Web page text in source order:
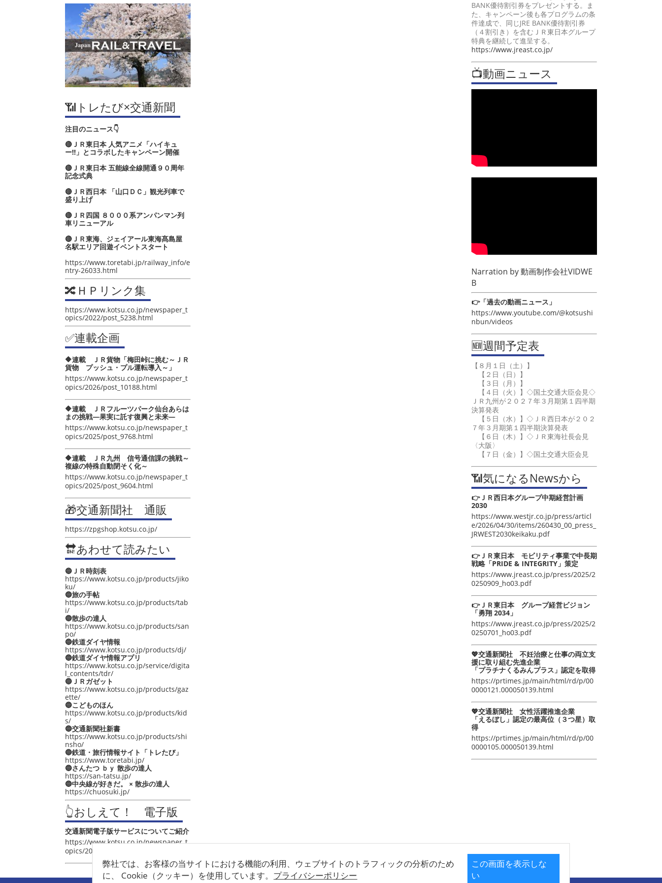
弊社では、お客様の当サイトにおける機能の利用、ウェブサイトのトラフィックの分析のため
に、 Cookie（クッキー）を使用しています。 プライバシーポリシー
この画面を表示しな
い
📶トレたび×交通新聞
注目のニュース👇
🔴ＪＲ東日本 人気アニメ「ハイキュ
ー‼」とコラボしたキャンペーン開催
🔴ＪＲ東日本 五能線全線開通９０周年
記念式典
🔴ＪＲ西日本 「山口ＤＣ」観光列車で
盛り上げ
🔴ＪＲ四国 ８０００系アンパンマン列
車リニューアル
🔴ＪＲ東海、ジェイアール東海髙島屋
名駅エリア回遊イベントスタート
https://www.toretabi.jp/railway_info/e
ntry-26033.html
🔀ＨＰリンク集
https://www.kotsu.co.jp/newspaper_t
opics/2022/post_5238.html
✅連載企画
🔶連載 ＪＲ貨物「梅田峠に挑む～ＪＲ
貨物 プッシュ・プル運転導入～」
https://www.kotsu.co.jp/newspaper_t
opics/2026/post_10188.html
🔶連載 ＪＲフルーツパーク仙台あらは
まの挑戦―果実に託す復興と未来―
https://www.kotsu.co.jp/newspaper_t
opics/2025/post_9768.html
🔶連載 ＪＲ九州 信号通信課の挑戦～
複線の特殊自動閉そく化～
https://www.kotsu.co.jp/newspaper_t
opics/2025/post_9604.html
🎁交通新聞社 通販
https://zpgshop.kotsu.co.jp/
🔛あわせて読みたい
🔵ＪＲ時刻表
https://www.kotsu.co.jp/products/jiko
ku/
🔵旅の手帖
https://www.kotsu.co.jp/products/tab
i/
🔵散歩の達人
https://www.kotsu.co.jp/products/san
po/
🔵鉄道ダイヤ情報
https://www.kotsu.co.jp/products/dj/
🔵鉄道ダイヤ情報アプリ
https://www.kotsu.co.jp/service/digita
l_contents/tdr/
🔵ＪＲガゼット
https://www.kotsu.co.jp/products/gaz
ette/
🔵こどものほん
https://www.kotsu.co.jp/products/kid
s/
🔵交通新聞社新書
https://www.kotsu.co.jp/products/shi
nsho/
🔵鉄道・旅行情報サイト「トレたび」
https://www.toretabi.jp/
🔵さんたつ ｂｙ 散歩の達人
https://san-tatsu.jp/
🔵中央線が好きだ。 × 散歩の達人
https://chuosuki.jp/
👆おしえて！ 電子版
交通新聞電子版サービスについてご紹介
https://www.kotsu.co.jp/newspaper_t
opics/2021/post_4048.html
BANK優待割引券をプレゼントする。ま
た、キャンペーン後も各プログラムの条
件達成で、同じJRE BANK優待割引券
（４割引き）を含むＪＲ東日本グループ
特典を継続して進呈する。
https://www.jreast.co.jp/
📺動画ニュース
Narration by動画制作会社VIDWE
B
👉「過去の動画ニュース」
https://www.youtube.com/@kotsushi
nbun/videos
🆕週間予定表
【８月１日（土）】
【２日（日）】
【３日（月）】
【４日（火）】◇国土交通大臣会見◇
ＪＲ九州が２０２７年３月期第１四半期
決算発表
【５日（水）】◇ＪＲ西日本が２０２
７年３月期第１四半期決算発表
【６日（木）】◇ＪＲ東海社長会見
〈大阪〉
【７日（金）】◇国土交通大臣会見
📶気になるNewsから
👉ＪＲ西日本グループ中期経営計画
2030
https://www.westjr.co.jp/press/articl
e/2026/04/30/items/260430_00_press_
JRWEST2030keikaku.pdf
👉ＪＲ東日本 モビリティ事業で中長期
戦略「PRIDE & INTEGRITY」策定
https://www.jreast.co.jp/press/2025/2
0250909_ho03.pdf
👉ＪＲ東日本 グループ経営ビジョン
「勇翔 2034」
https://www.jreast.co.jp/press/2025/2
0250701_ho03.pdf
💖交通新聞社 不妊治療と仕事の両立支
援に取り組む先進企業
「プラチナくるみんプラス」認定を取得
https://prtimes.jp/main/html/rd/p/00
0000121.000050139.html
💖交通新聞社 女性活躍推進企業
「えるぼし」認定の最高位（３つ星）取
得
https://prtimes.jp/main/html/rd/p/00
0000105.000050139.html